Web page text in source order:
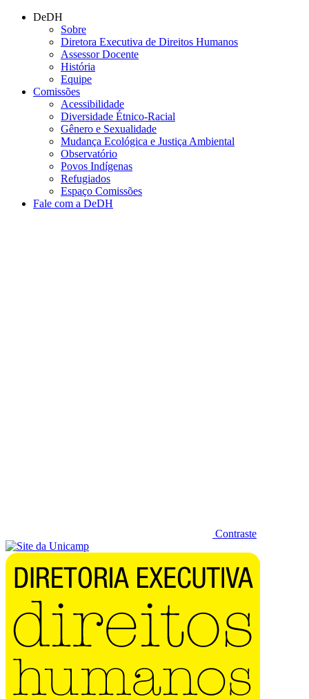
Conteúdo principal
DeDH
Sobre
Diretora Executiva de Direitos Humanos
Assessor Docente
História
Equipe
Comissões
Acessibilidade
Diversidade Étnico-Racial
Gênero e Sexualidade
Mudança Ecológica e Justiça Ambiental
Observatório
Povos Indígenas
Refugiados
Espaço Comissões
Fale com a DeDH
Contraste